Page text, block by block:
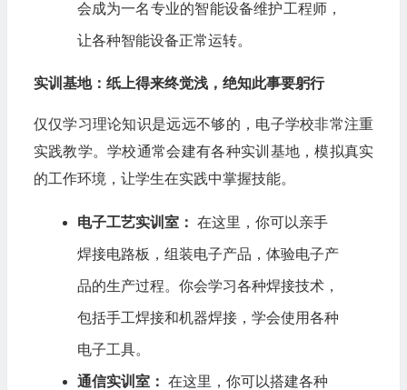
会成为一名专业的智能设备维护工程师，
让各种智能设备正常运转。
实训基地：纸上得来终觉浅，绝知此事要躬行
仅仅学习理论知识是远远不够的，电子学校非常注重
实践教学。学校通常会建有各种实训基地，模拟真实
的工作环境，让学生在实践中掌握技能。
电子工艺实训室： 在这里，你可以亲手
焊接电路板，组装电子产品，体验电子产
品的生产过程。你会学习各种焊接技术，
包括手工焊接和机器焊接，学会使用各种
电子工具。
通信实训室： 在这里，你可以搭建各种